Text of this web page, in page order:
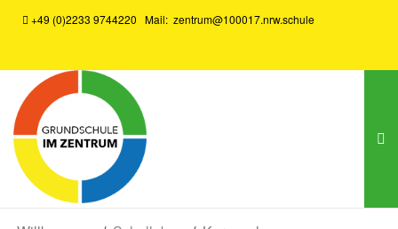
+49 (0)2233 9744220 Mail: zentrum@100017.nrw.schule